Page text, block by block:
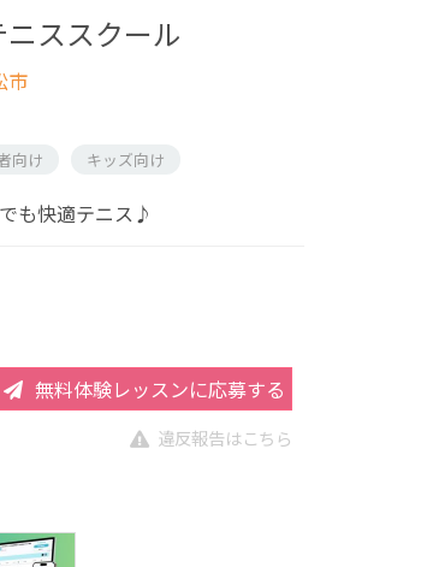
ススクール
市
向け キッズ向け
も快適テニス♪
無料体験レッスンに応募する
違反報告はこちら